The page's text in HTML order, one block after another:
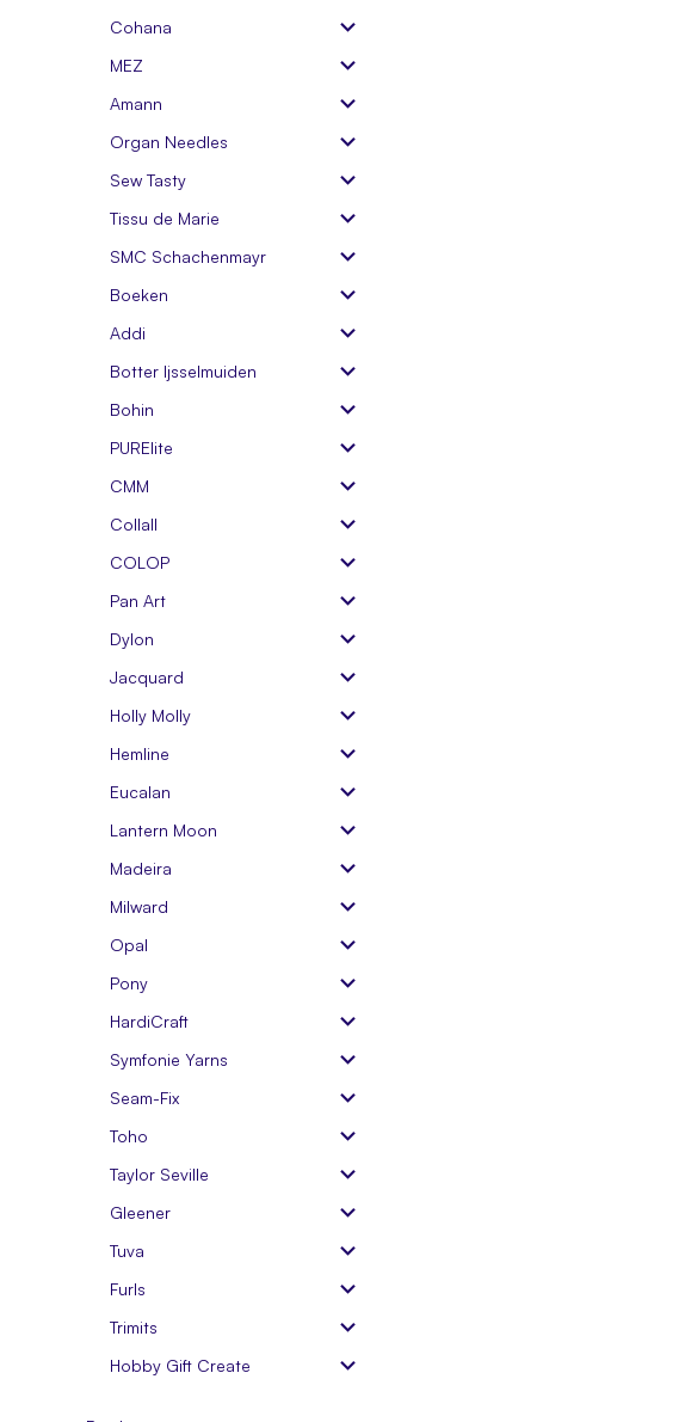
Cohana
MEZ
Amann
Organ Needles
Sew Tasty
Tissu de Marie
SMC Schachenmayr
Boeken
Addi
Botter Ijsselmuiden
Bohin
PURElite
CMM
Collall
COLOP
Pan Art
Dylon
Jacquard
Holly Molly
Hemline
Eucalan
Lantern Moon
Madeira
Milward
Opal
Pony
HardiCraft
Symfonie Yarns
Seam-Fix
Toho
Taylor Seville
Gleener
Tuva
Furls
Trimits
Hobby Gift Create